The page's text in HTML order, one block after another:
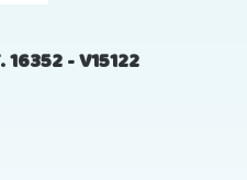
16352 - V15122